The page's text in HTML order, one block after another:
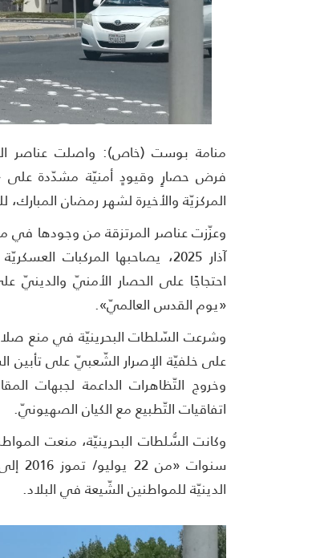
منامة بوست (خاص): واصلت عناصر
فرض حصارٍ وقيودٍ أمنيّة مشدّدة على
المركزيّة والأخيرة لشهر رمضان
آذار 2025، يصاحبها المركبات
احتجاجًا على الحصار الأمنيّ والدينيّ
«يوم القدس العالميّ».
وشرعت السّلطات البحرينيّة في منع صلاة
على خلفيّة الإصرار الشّعبيّ على تأبين
وخروج التّظاهرات الداعمة لجبهات
اتفاقيات التّطبيع مع الكيان الصهيونيّ.
وكانت السُّلطات البحرينيّة، منعت
الدينيّة للمواطنين الشّيعة في البلاد.